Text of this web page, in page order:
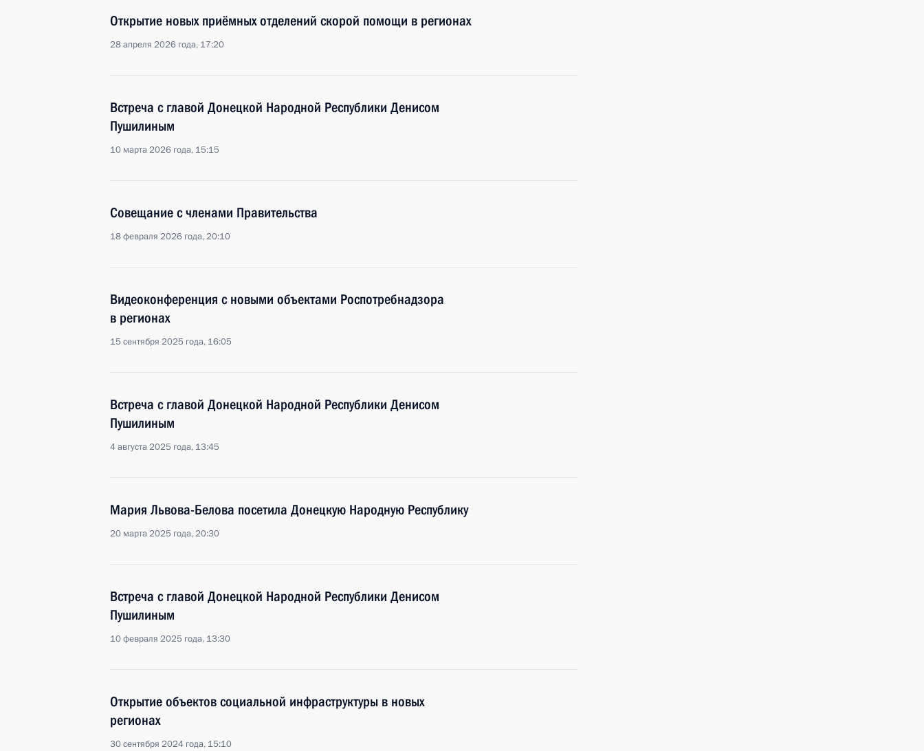
Открытие новых приёмных отделений скорой помощи в регионах
28 апреля 2026 года, 17:20
Встреча с главой Донецкой Народной Республики Денисом
Пушилиным
10 марта 2026 года, 15:15
Совещание с членами Правительства
18 февраля 2026 года, 20:10
Видеоконференция с новыми объектами Роспотребнадзора
в регионах
15 сентября 2025 года, 16:05
Встреча с главой Донецкой Народной Республики Денисом
Пушилиным
4 августа 2025 года, 13:45
Мария Львова-Белова посетила Донецкую Народную Республику
20 марта 2025 года, 20:30
Встреча с главой Донецкой Народной Республики Денисом
Пушилиным
10 февраля 2025 года, 13:30
Открытие объектов социальной инфраструктуры в новых
регионах
30 сентября 2024 года, 15:10